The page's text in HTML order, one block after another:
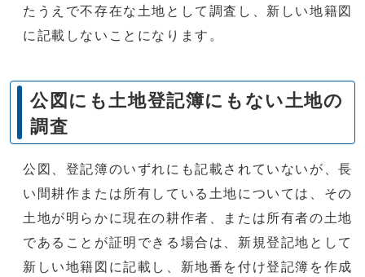
たうえで不存在な土地として調査し、新しい地籍図
に記載しないことになります。
公図にも土地登記簿にもない土地の
調査
公図、登記簿のいずれにも記載されていないが、長
い間耕作または所有している土地については、その
土地が明らかに現在の耕作者、または所有者の土地
であることが証明できる場合は、新規登記地として
新しい地籍図に記載し、新地番を付け登記簿を作成